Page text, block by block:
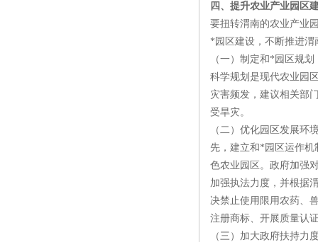
四、提升农业产业园区
要扭转渭南的农业产业
*园区建设，不断推进
（一）制定和*园区规
科学规划是现代农业园
灾害频发，建议相关部
受旱灾。
（二）优化园区发展环
先，建立和*园区运作
色农业园区。政府加强
加强执法力度，并根据
决禁止使用限用农药、
注册商标、开展质量认
（三）加大政府扶持力